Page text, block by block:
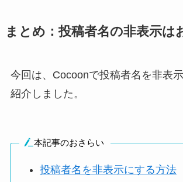
まとめ：投稿者名の非表示は
今回は、Cocoonで投稿者名を非表
紹介しました。
本記事のおさらい
投稿者名を非表示にする方法